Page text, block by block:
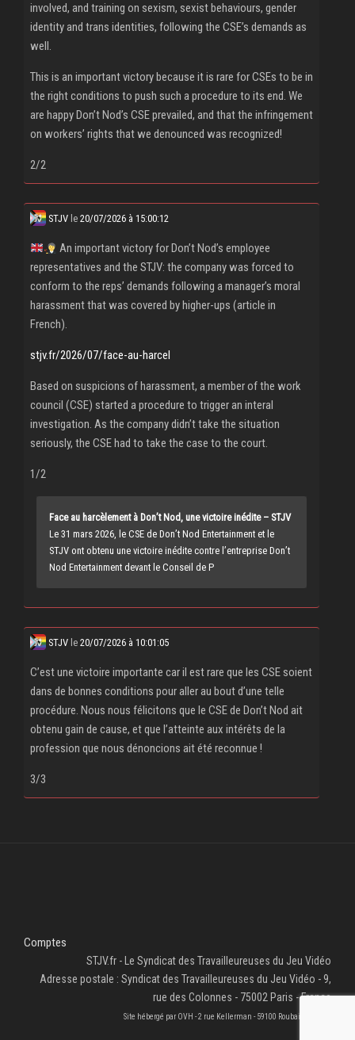
involved, and training on sexism, sexist behaviours, gender
identity and trans identities, following the CSE’s demands as
well.
This is an important victory because it is rare for CSEs to be in
the right conditions to push such a procedure to its end. We
are happy Don’t Nod’s CSE prevailed, and that the infringement
on workers’ rights that we denounced was recognized!
2/2
STJV le 20/07/2026 à 15:00:12
An important victory for Don’t Nod’s employee
representatives and the STJV: the company was forced to
conform to the reps’ demands following a manager’s moral
harassment that was covered by higher-ups (article in
French).
stjv.fr/2026/07/face-au-harcel
Based on suspicions of harassment, a member of the work
council (CSE) started a procedure to trigger an interal
investigation. As the company didn’t take the situation
seriously, the CSE had to take the case to the court.
1/2
Face au harcèlement à Don’t Nod, une victoire inédite – STJV
Le 31 mars 2026, le CSE de Don’t Nod Entertainment et le
STJV ont obtenu une victoire inédite contre l’entreprise Don’t
Nod Entertainment devant le Conseil de P
STJV le 20/07/2026 à 10:01:05
C’est une victoire importante car il est rare que les CSE soient
dans de bonnes conditions pour aller au bout d’une telle
procédure. Nous nous félicitons que le CSE de Don’t Nod ait
obtenu gain de cause, et que l’atteinte aux intérêts de la
profession que nous dénoncions ait été reconnue !
3/3
Comptes
STJV.fr - Le Syndicat des Travailleureuses du Jeu Vidéo
Adresse postale : Syndicat des Travailleureuses du Jeu Vidéo - 9,
rue des Colonnes - 75002 Paris - France
Site hébergé par OVH - 2 rue Kellerman - 59100 Roubaix - France